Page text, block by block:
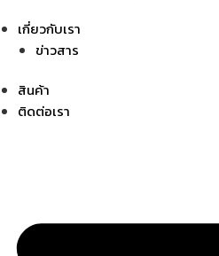
เกี่ยวกับเรา
ข่าวสาร
สินค้า
ติดต่อเรา